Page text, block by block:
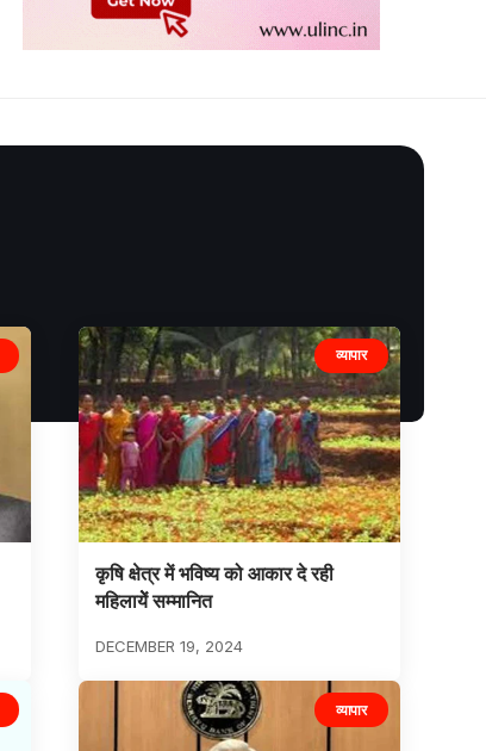
व्यापार
कृषि क्षेत्र में भविष्य को आकार दे रही
महिलायेें सम्मानित
DECEMBER 19, 2024
व्यापार